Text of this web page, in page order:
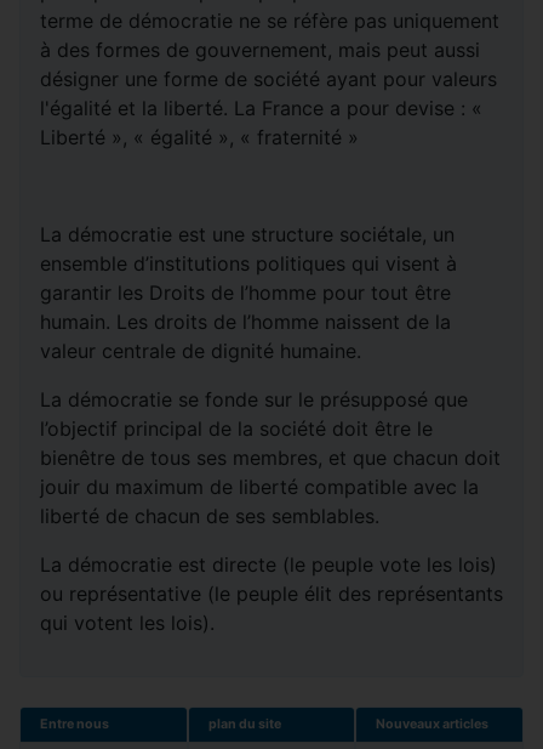
terme de démocratie ne se réfère pas uniquement
à des formes de gouvernement, mais peut aussi
désigner une forme de société ayant pour valeurs
l'égalité et la liberté. La France a pour devise : «
Liberté », « égalité », « fraternité »
La démocratie est une structure sociétale, un
ensemble d’institutions politiques qui visent à
garantir les Droits de l’homme pour tout être
humain. Les droits de l’homme naissent de la
valeur centrale de dignité humaine.
La démocratie se fonde sur le présupposé que
l’objectif principal de la société doit être le
bienêtre de tous ses membres, et que chacun doit
jouir du maximum de liberté compatible avec la
liberté de chacun de ses semblables.
La démocratie est directe (le peuple vote les lois)
ou représentative (le peuple élit des représentants
qui votent les lois).
Entre nous plan du site Nouveaux articles